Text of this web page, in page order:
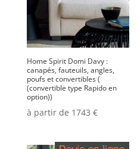
Home Spirit Domi Davy :
canapés, fauteuils, angles,
poufs et convertibles (
(convertible type Rapido en
option))
à partir de 1743 €